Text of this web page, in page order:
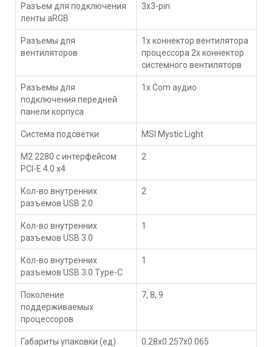
Разъем для подключения
ленты aRGB
3x3-pin
Разъемы для
вентиляторов
1x коннектор вентилятора
процессора 2x коннектор
системного вентиляторв
Разъемы для
подключения передней
панели корпуса
1x Com аудио
Система подсветки MSI Mystic Light
M2 2280 с интерфейсом
PCI-E 4.0 х4
2
Кол-во внутренних
разъемов USB 2.0
2
Кол-во внутренних
разъемов USB 3.0
1
Кол-во внутренних
разъемов USB 3.0 Type-C
1
Поколение
поддерживаемых
процессоров
7, 8, 9
Габариты упаковки (ед)
0.28x0.257x0.065